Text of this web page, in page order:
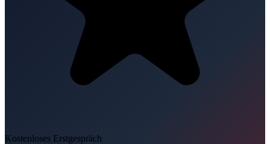
Kostenloses Erstgespräch